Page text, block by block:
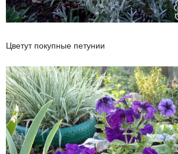
Цветут покупные петунии